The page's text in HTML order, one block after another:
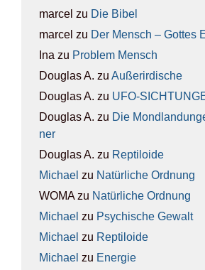
marcel zu Die Bibel
marcel zu Der Mensch – Got­tes
Ina zu Pro­blem Mensch
Douglas A. zu Außer­ir­di­sche
Douglas A. zu UFO-
Douglas A. zu Die
ner
Douglas A. zu Rep­ti­lo­ide
Michael zu Natür­li­che Ord­nung
WOMAzu Natür­li­che Ord­nung
Michael zu Psy­chi­sche Gewalt
Michael zu Rep­ti­lo­ide
Michael zu Ener­gie